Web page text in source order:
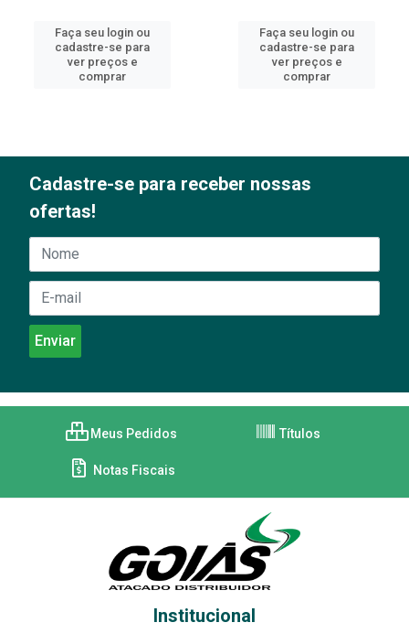
Faça seu login ou
cadastre-se para
ver preços e
comprar
Faça seu login ou
cadastre-se para
ver preços e
comprar
Cadastre-se para receber nossas
ofertas!
Meus Pedidos Títulos
Notas Fiscais
Institucional